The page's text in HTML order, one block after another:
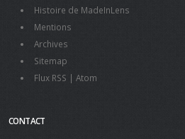
Histoire de MadeInLens
Mentions
Archives
Sitemap
Flux RSS | Atom
CONTACT